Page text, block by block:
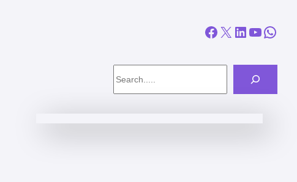
Facebook X LinkedIn YouTube WhatsApp